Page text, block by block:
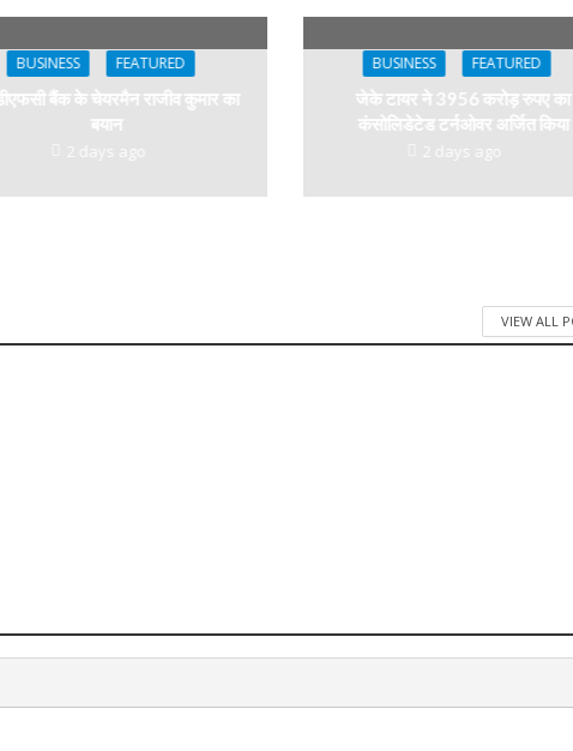
BUSINESS FEATURED
बैंक के चेयरमैन राजीव कुमार का
बयान
2 days ago
BUSINESS FEATURED
जेके टायर ने 3956 करोड़ रुपए का
कंसोलिडेटेड टर्नओवर अर्जित किया
2 days ago
VIEW ALL